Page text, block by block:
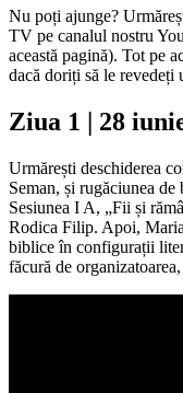
Nu poți ajunge?
TV pe canalul nostru
această pagină). Tot pe
dacă doriți să le revedeți
Ziua 1 | 28
Urmărești deschiderea
Seman, și rugăciunea
Sesiunea I A, „Fii și
Rodica Filip. Apoi,
biblice în configurații
făcură de